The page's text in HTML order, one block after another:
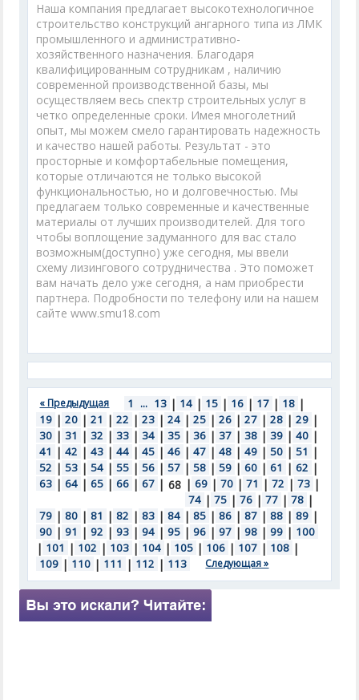
Наша компания предлагает высокотехнологичное
строительство конструкций ангарного типа из ЛМК
промышленного и административно-
хозяйственного назначения. Благодаря
квалифицированным сотрудникам , наличию
современной производственной базы, мы
осуществляем весь спектр строительных услуг в
четко определенные сроки. Имея многолетний
опыт, мы можем смело гарантировать надежность
и качество нашей работы. Результат - это
просторные и комфортабельные помещения,
которые отличаются не только высокой
функциональностью, но и долговечностью. Мы
предлагаем только современные и качественные
материалы от лучших производителей. Для того
чтобы воплощение задуманного для вас стало
возможным(доступно) уже сегодня, мы ввели
схему лизингового сотрудничества . Это поможет
вам начать дело уже сегодня, а нам приобрести
партнера. Подробности по телефону или на нашем
сайте www.smu18.com
« Предыдущая 1 ... 13 | 14 | 15 | 16 | 17 | 18 |
19 | 20 | 21 | 22 | 23 | 24 | 25 | 26 | 27 | 28 | 29 |
30 | 31 | 32 | 33 | 34 | 35 | 36 | 37 | 38 | 39 | 40 |
41 | 42 | 43 | 44 | 45 | 46 | 47 | 48 | 49 | 50 | 51 |
52 | 53 | 54 | 55 | 56 | 57 | 58 | 59 | 60 | 61 | 62 |
63 | 64 | 65 | 66 | 67 | 68 | 69 | 70 | 71 | 72 | 73 |
74 | 75 | 76 | 77 | 78 |
79 | 80 | 81 | 82 | 83 | 84 | 85 | 86 | 87 | 88 | 89 |
90 | 91 | 92 | 93 | 94 | 95 | 96 | 97 | 98 | 99 | 100
| 101 | 102 | 103 | 104 | 105 | 106 | 107 | 108 |
109 | 110 | 111 | 112 | 113 Следующая »